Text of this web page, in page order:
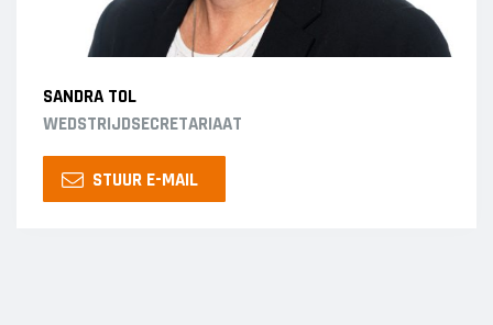
SANDRA TOL
WEDSTRIJDSECRETARIAAT
STUUR E-MAIL